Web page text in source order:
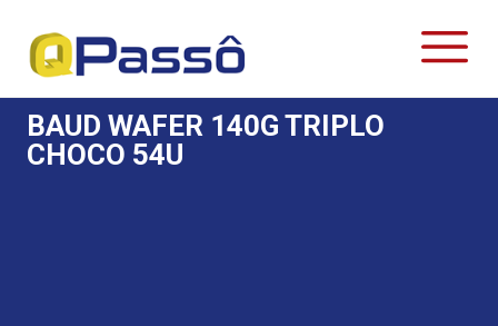
BAUD WAFER 140G TRIPLO
CHOCO 54U